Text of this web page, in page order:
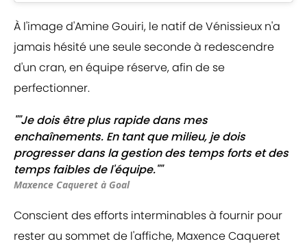
À l'image d'Amine Gouiri, le natif de Vénissieux n'a
jamais hésité une seule seconde à redescendre
d'un cran, en équipe réserve, afin de se
perfectionner.
""Je dois être plus rapide dans mes
enchaînements. En tant que milieu, je dois
progresser dans la gestion des temps forts et des
temps faibles de l'équipe.""
Maxence Caqueret à Goal
Conscient des efforts interminables à fournir pour
rester au sommet de l'affiche, Maxence Caqueret